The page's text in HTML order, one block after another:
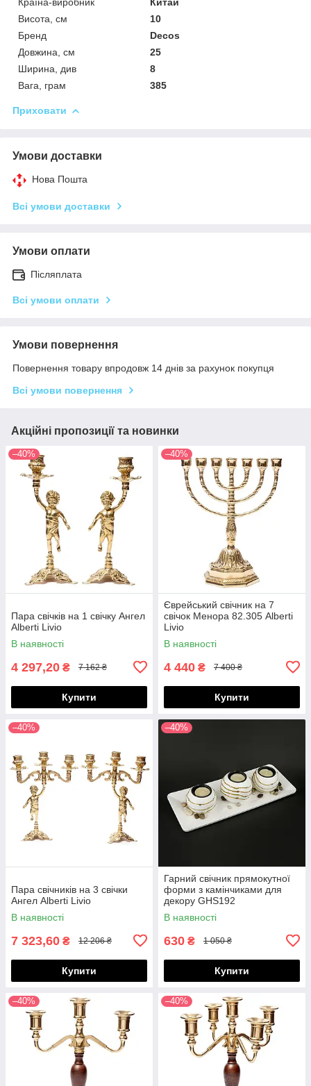
Висота, см
10
Бренд
Decos
Довжина, см
25
Ширина, див
8
Вага, грам
385
Приховати
Умови доставки
Нова Пошта
Всі умови доставки
Умови оплати
Післяплата
Всі умови оплати
Умови повернення
Повернення товару впродовж 14 днів за рахунок покупця
Всі умови повернення
Акційні пропозиції та новинки
–40%
Пара свічків на 1 свічку Ангел
Alberti Livio
В наявності
4 297,20 ₴ 7 162 ₴
Купити
–40%
Єврейський свічник на 7
свічок Менора 82.305 Alberti
Livio
В наявності
4 440 ₴ 7 400 ₴
Купити
–40%
Пара свічників на 3 свічки
Ангел Alberti Livio
В наявності
7 323,60 ₴ 12 206 ₴
Купити
–40%
Гарний свічник прямокутної
форми з камінчиками для
декору GHS192
В наявності
630 ₴ 1 050 ₴
Купити
–40% –40%